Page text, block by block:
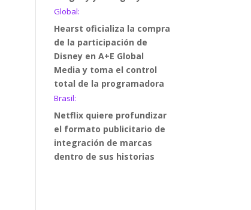
Global:
Hearst oficializa la compra
de la participación de
Disney en A+E Global
Media y toma el control
total de la programadora
Brasil:
Netflix quiere profundizar
el formato publicitario de
integración de marcas
dentro de sus historias